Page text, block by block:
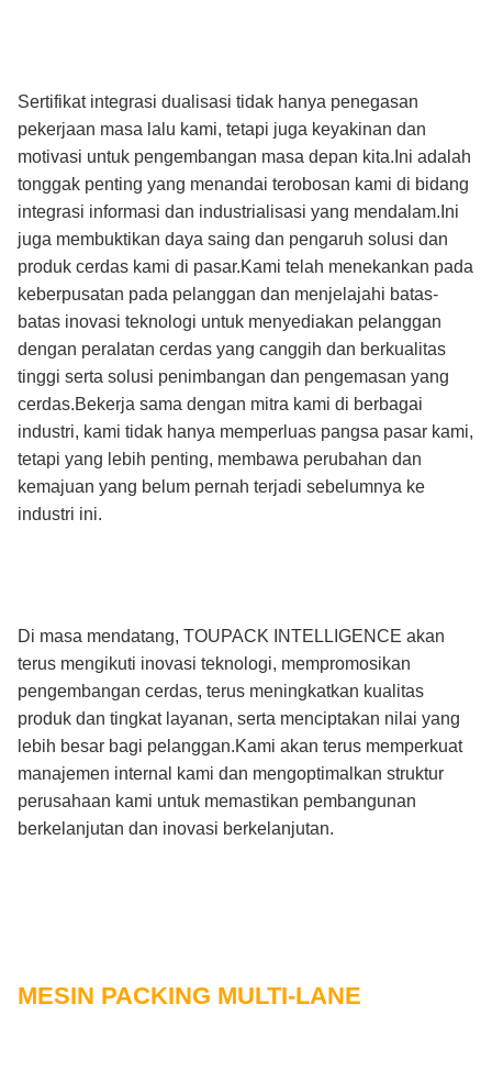
Sertifikat integrasi dualisasi tidak hanya penegasan
pekerjaan masa lalu kami, tetapi juga keyakinan dan
motivasi untuk pengembangan masa depan kita.Ini adalah
tonggak penting yang menandai terobosan kami di bidang
integrasi informasi dan industrialisasi yang mendalam.Ini
juga membuktikan daya saing dan pengaruh solusi dan
produk cerdas kami di pasar.Kami telah menekankan pada
keberpusatan pada pelanggan dan menjelajahi batas-
batas inovasi teknologi untuk menyediakan pelanggan
dengan peralatan cerdas yang canggih dan berkualitas
tinggi serta solusi penimbangan dan pengemasan yang
cerdas.Bekerja sama dengan mitra kami di berbagai
industri, kami tidak hanya memperluas pangsa pasar kami,
tetapi yang lebih penting, membawa perubahan dan
kemajuan yang belum pernah terjadi sebelumnya ke
industri ini.
Di masa mendatang, TOUPACK INTELLIGENCE akan
terus mengikuti inovasi teknologi, mempromosikan
pengembangan cerdas, terus meningkatkan kualitas
produk dan tingkat layanan, serta menciptakan nilai yang
lebih besar bagi pelanggan.Kami akan terus memperkuat
manajemen internal kami dan mengoptimalkan struktur
perusahaan kami untuk memastikan pembangunan
berkelanjutan dan inovasi berkelanjutan.
MESIN PACKING MULTI-LANE